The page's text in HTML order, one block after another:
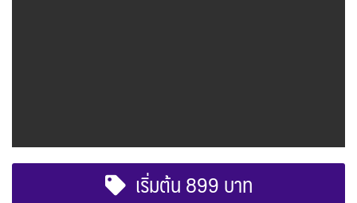
เริ่มต้น 899 บาท